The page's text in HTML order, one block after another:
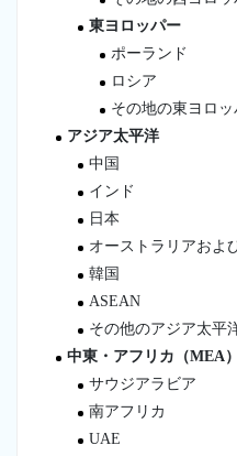
東ヨロッパー
ポーランド
ロシア
その地の東ヨロッ
アジア太平洋
中国
インド
日本
オーストラリアおよ
韓国
ASEAN
その他のアジア太平
中東・アフリカ（MEA）
サウジアラビア
南アフリカ
UAE